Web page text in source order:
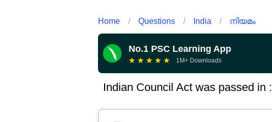
Home / Questions / India / നിയമം
No.1 PSC Learning App
★ ★ ★ ★ ★ 1M+ Downloads
Indian Council Act was passed in :